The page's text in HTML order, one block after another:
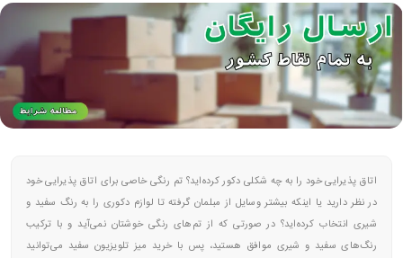
اتاق پذیرایی خود را به چه شکلی دکور کرده‌اید؟ تم رنگی خاصی برای اتاق پذیرایی خود
در نظر دارید یا اینکه بیشتر وسایل از مبلمان گرفته تا لوازم دکوری را به رنگ سفید و
شیری انتخاب کرده‌اید؟ در صورتی که از تم‌های رنگی خوشتان نمی‌آید و با ترکیب
رنگ‌های سفید و شیری موافق هستید، پس با خرید میز تلویزیون سفید می‌توانید